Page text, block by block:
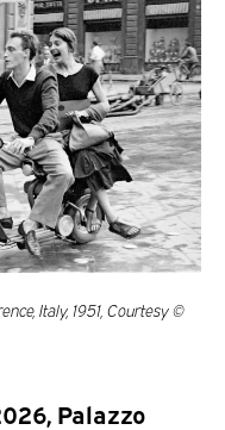
Italy, 1951, Courtesy ©
Palazzo